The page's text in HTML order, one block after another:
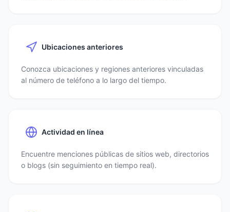
Ubicaciones anteriores
Conozca ubicaciones y regiones anteriores vinculadas
al número de teléfono a lo largo del tiempo.
Actividad en línea
Encuentre menciones públicas de sitios web, directorios
o blogs (sin seguimiento en tiempo real).